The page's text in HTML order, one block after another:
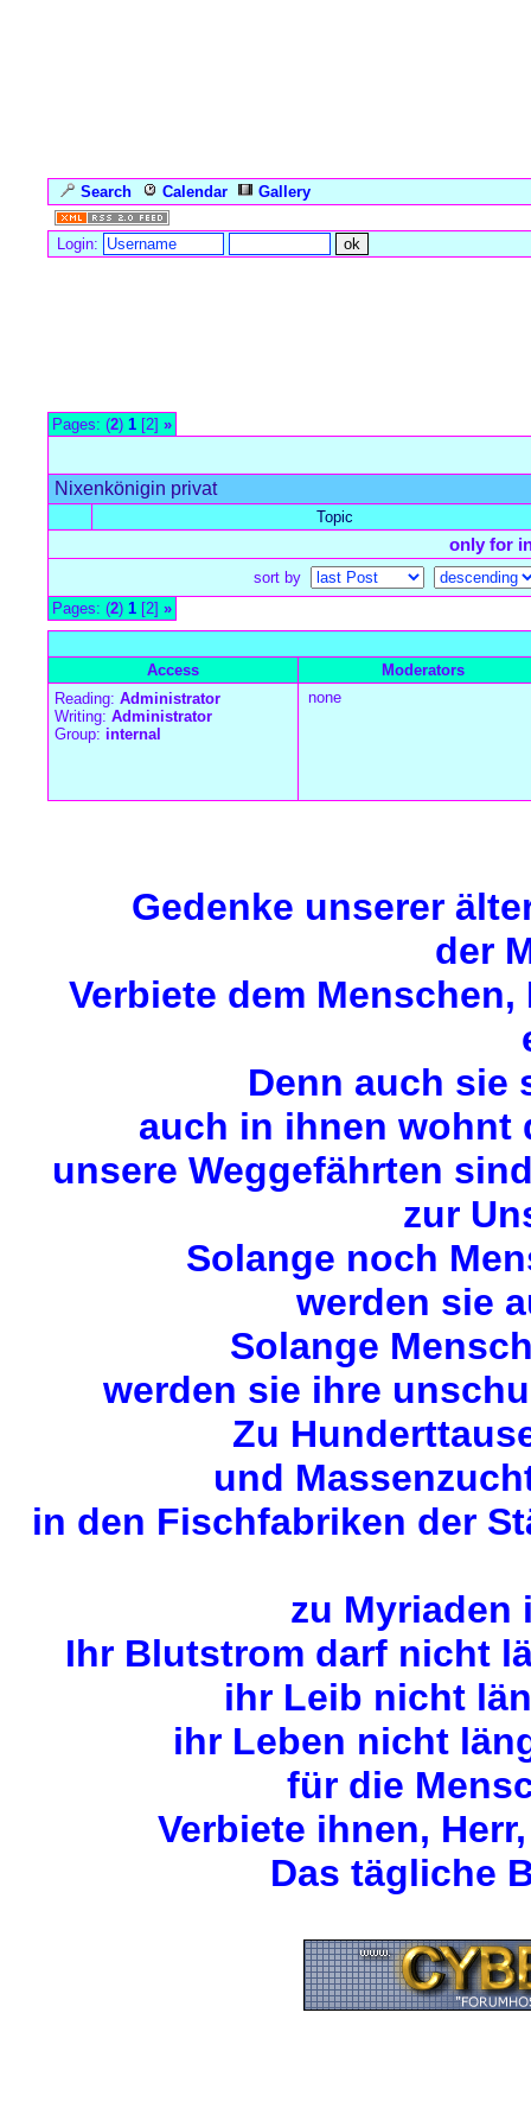
Search Calendar
Gallery
Login:
Pages: (2) 1 [2] »
Nixenkönigin privat
Topic
only for
sort by
Pages: (2) 1 [2] »
Access
Moderators
Reading: Administrator
Writing: Administrator
Group: internal
none
Gedenke unserer
der
Verbiete dem
Denn auch sie
auch in ihnen wohnt
unsere Weggefährten
zur
Solange noch
werden sie
Solange
werden sie ihre
Zu
und
in den Fischfabriken der
zu Myriaden
Ihr Blutstrom darf nicht
ihr Leib nicht
ihr Leben nicht
für die
Verbiete ihnen,
Das tägliche